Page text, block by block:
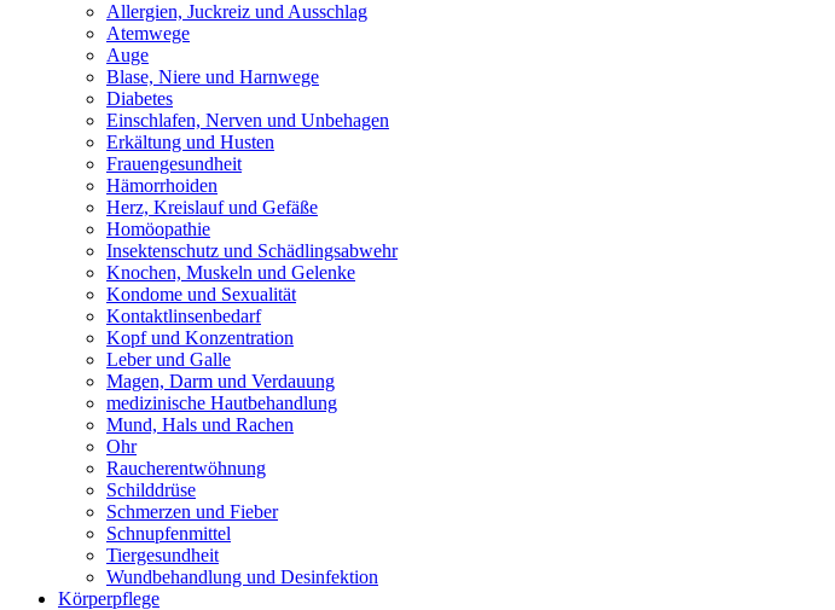
Allergien, Juckreiz und Ausschlag
Atemwege
Auge
Blase, Niere und Harnwege
Diabetes
Einschlafen, Nerven und Unbehagen
Erkältung und Husten
Frauengesundheit
Hämorrhoiden
Herz, Kreislauf und Gefäße
Homöopathie
Insektenschutz und Schädlingsabwehr
Knochen, Muskeln und Gelenke
Kondome und Sexualität
Kontaktlinsenbedarf
Kopf und Konzentration
Leber und Galle
Magen, Darm und Verdauung
medizinische Hautbehandlung
Mund, Hals und Rachen
Ohr
Raucherentwöhnung
Schilddrüse
Schmerzen und Fieber
Schnupfenmittel
Tiergesundheit
Wundbehandlung und Desinfektion
Körperpflege